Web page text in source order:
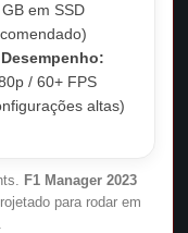
em SSD
Desempenho:
/ 60+ FPS
altas)
F1 Manager 2023
para rodar em